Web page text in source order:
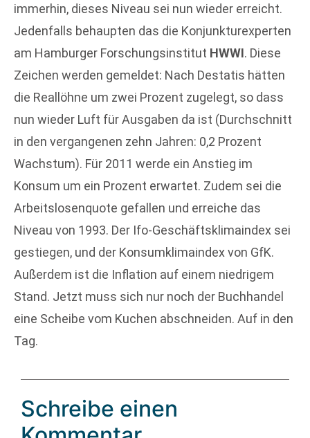
immerhin, dieses Niveau sei nun wieder erreicht.
Jedenfalls behaupten das die Konjunkturexperten
am Hamburger Forschungsinstitut HWWI. Diese
Zeichen werden gemeldet: Nach Destatis hätten
die Reallöhne um zwei Prozent zugelegt, so dass
nun wieder Luft für Ausgaben da ist (Durchschnitt
in den vergangenen zehn Jahren: 0,2 Prozent
Wachstum). Für 2011 werde ein Anstieg im
Konsum um ein Prozent erwartet. Zudem sei die
Arbeitslosenquote gefallen und erreiche das
Niveau von 1993. Der Ifo-Geschäftsklimaindex sei
gestiegen, und der Konsumklimaindex von GfK.
Außerdem ist die Inflation auf einem niedrigem
Stand. Jetzt muss sich nur noch der Buchhandel
eine Scheibe vom Kuchen abschneiden. Auf in den
Tag.
Schreibe einen